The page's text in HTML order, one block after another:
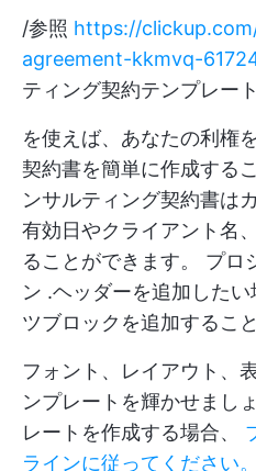
/参照 https://
agreement-kkmvq-
ティング契約テンプレー
を使えば、あなたの利権
契約書を簡単に作成する
ンサルティング契約書は
有効日やクライアント名
ることができます。 プロ
ン .ヘッダーを追加した
ツブロックを追加するこ
フォント、レイアウト、
ンプレートを輝かせまし
レートを作成する場合、
ラインに従ってください。